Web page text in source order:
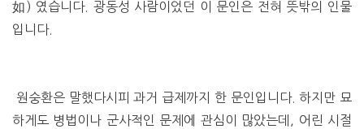
如) 였습니다. 광동성 사람이었던 이 문인은 전혀 뜻밖의 인물
입니다.
원숭환은 말했다시피 과거 급제까지 한 문인입니다. 하지만 묘
하게도 병법이나 군사적인 문제에 관심이 많았는데, 어린 시절